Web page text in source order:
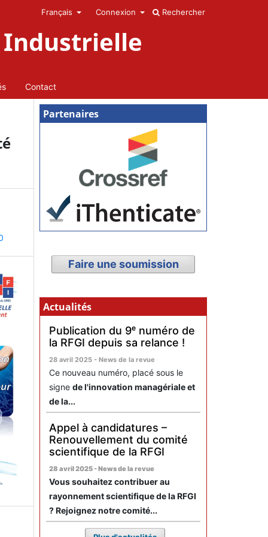
Industrielle
Contact
Rechercher
Français Connexion
Partenaires
Faire une soumission
Actualités
Publication du 9ᵉ numéro de
la RFGI depuis sa relance !
28 avril 2025 - News de la revue
Ce nouveau numéro, placé sous le
signe de l'innovation managériale et
de la...
Appel à candidatures –
Renouvellement du comité
scientifique de la RFGI
28 avril 2025 - News de la revue
Vous souhaitez contribuer au
rayonnement scientifique de la RFGI
? Rejoignez notre comité...